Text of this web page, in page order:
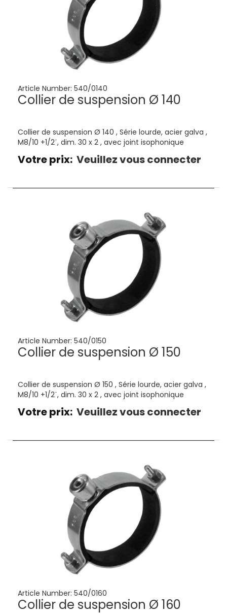
Article Number: 540/0140
Collier de suspension Ø 140
Collier de suspension Ø 140 , Série lourde, acier galva ,
M8/10 +1/2¨, dim. 30 x 2 , avec joint isophonique
Votre prix: Veuillez vous connecter
Article Number: 540/0150
Collier de suspension Ø 150
Collier de suspension Ø 150 , Série lourde, acier galva ,
M8/10 +1/2¨, dim. 30 x 2 , avec joint isophonique
Votre prix: Veuillez vous connecter
Article Number: 540/0160
Collier de suspension Ø 160